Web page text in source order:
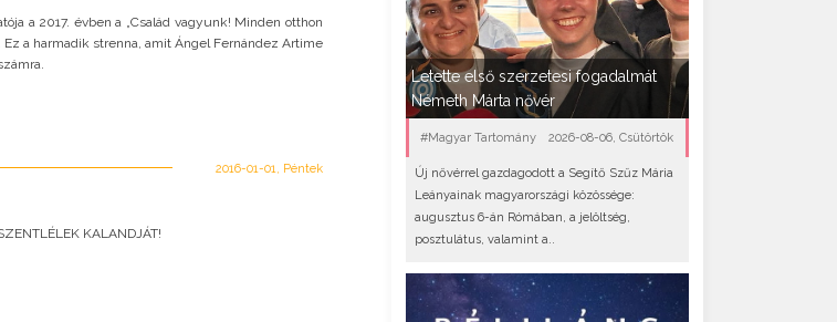
a 2017. évben a „Család vagyunk! Minden otthon
a harmadik strenna, amit Ángel Fernández Artime
2016-01-01, Péntek
KALANDJÁT!
Letette első szerzetesi fogadalmát
Németh Márta nővér
#Magyar Tartomány 2026-08-06, Csütörtök
Új nővérrel gazdagodott a Segítő Szűz Mária
Leányainak magyarországi közössége:
augusztus 6-án Rómában, a jelöltség,
posztulátus, valamint a..